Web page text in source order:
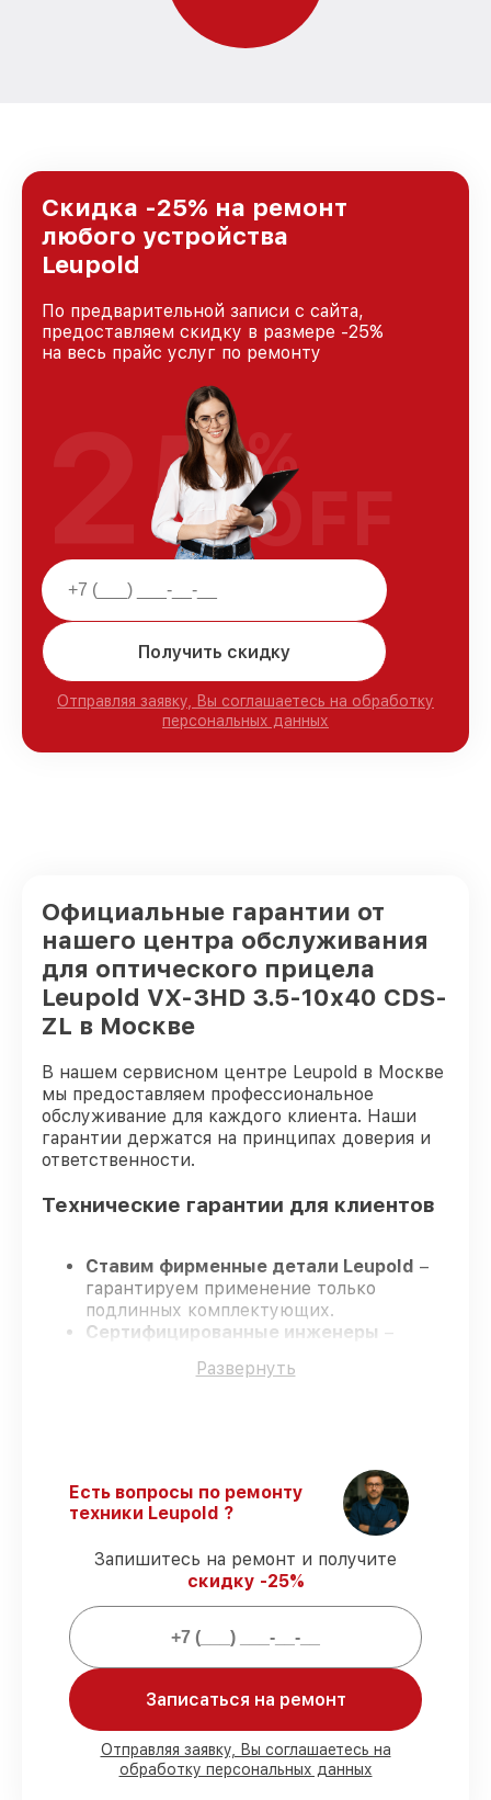
Скидка -25% на ремонт
любого устройства
Leupold
По предварительной записи с сайта,
предоставляем скидку в размере -25%
на весь прайс услуг по ремонту
Получить скидку
Отправляя заявку, Вы соглашаетесь на обработку
персональных данных
25%
OFF
Официальные гарантии от
нашего центра обслуживания
для оптического прицела
Leupold VX-3HD 3.5-10x40 CDS-
ZL в Москве
В нашем сервисном центре Leupold в Москве
мы предоставляем профессиональное
обслуживание для каждого клиента. Наши
гарантии держатся на принципах доверия и
ответственности.
Технические гарантии для клиентов
Ставим фирменные детали Leupold –
гарантируем применение только
подлинных комплектующих.
Сертифицированные инженеры –
гарантирует качество выполняемых
Гарантийное сопровождение – все все
виды ремонта защищены гарантийной
Мы гарантируем:
клиента
комплектующих Leupold готовы к
доставляются быстро
Фирменные детали Leupold и
Развернуть
Есть вопросы по ремонту
техники Leupold ?
Запишитесь на ремонт и получите
скидку -25%
Записаться на ремонт
Отправляя заявку, Вы соглашаетесь на
обработку персональных данных